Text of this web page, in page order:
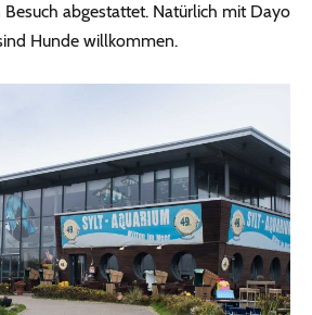
Besuch abgestattet. Natürlich mit Dayo
Hunde willkommen.